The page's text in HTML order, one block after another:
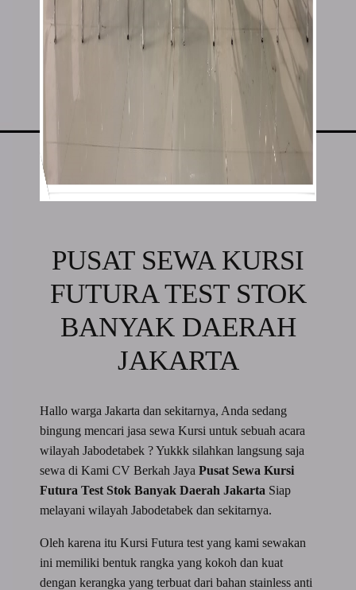
PUSAT SEWA KURSI
FUTURA TEST STOK
BANYAK DAERAH
JAKARTA
Hallo warga Jakarta dan sekitarnya, Anda sedang
bingung mencari jasa sewa Kursi untuk sebuah acara
wilayah Jabodetabek ? Yukkk silahkan langsung saja
sewa di Kami CV Berkah JayaPusat Sewa Kursi
Futura Test Stok Banyak Daerah Jakarta Siap
melayani wilayah Jabodetabek dan sekitarnya.
Oleh karena itu Kursi Futura test yang kami sewakan
ini memiliki bentuk rangka yang kokoh dan kuat
dengan kerangka yang terbuat dari bahan stainless anti